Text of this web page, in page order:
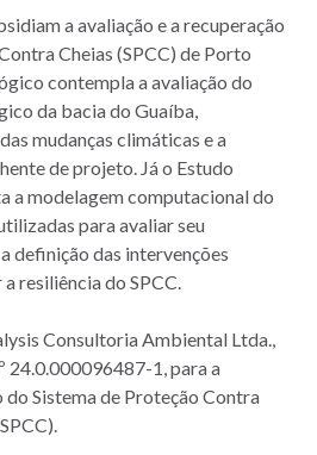
a avaliação e a recuperação
Cheias (SPCC) de Porto
contempla a avaliação do
da bacia do Guaíba,
mudanças climáticas e a
de projeto. Já o Estudo
a modelagem computacional do
para avaliar seu
definição das intervenções
resiliência do SPCC.
Consultoria Ambiental Ltda.,
24.0.000096487-1, para a
do Sistema de Proteção Contra